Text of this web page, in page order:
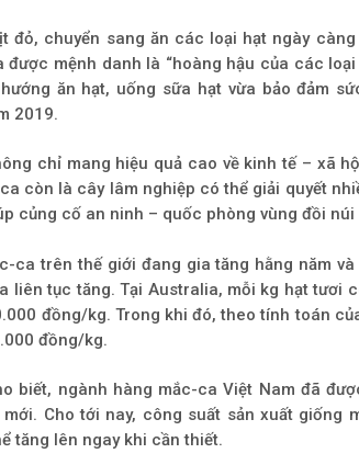
đỏ, chuyển sang ăn các loại hạt ngày
được mệnh danh là “hoàng hậu của các
ăn hạt, uống sữa hạt vừa bảo đảm
2019.
chỉ mang hiệu quả cao về kinh tế – xã
còn là cây lâm nghiệp có thể giải quyết
củng cố an ninh – quốc phòng vùng đồi núi
ca trên thế giới đang gia tăng hằng năm
liên tục tăng. Tại Australia, mỗi kg hạt tươi
đồng/kg. Trong khi đó, theo tính toán
đồng/kg.
biết, ngành hàng mắc-ca Việt Nam đã
Cho tới nay, công suất sản xuất giống
tăng lên ngay khi cần thiết.